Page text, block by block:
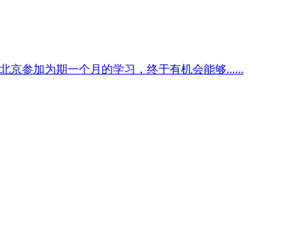
京参加为期一个月的学习，终于有机会能够......